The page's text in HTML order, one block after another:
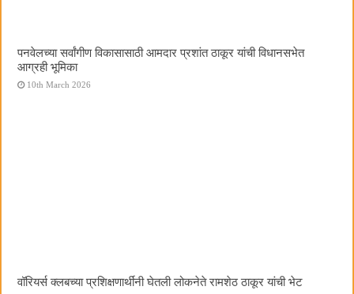
पनवेलच्या सर्वांगीण विकासासाठी आमदार प्रशांत ठाकूर यांची विधानसभेत
आग्रही भूमिका
10th March 2026
वॉरियर्स क्लबच्या प्रशिक्षणार्थींनी घेतली लोकनेते रामशेठ ठाकूर यांची भेट